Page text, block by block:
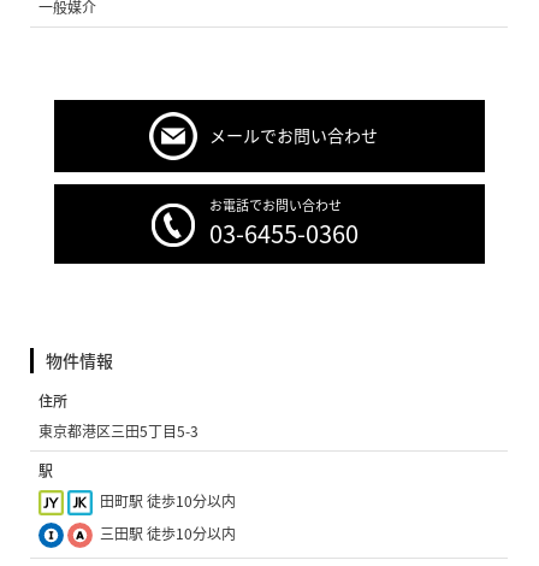
一般媒介
メールでお問い合わせ
お電話でお問い合わせ
03-6455-0360
物件情報
住所
東京都港区三田5丁目5-3
駅
田町駅 徒歩10分以内
三田駅 徒歩10分以内